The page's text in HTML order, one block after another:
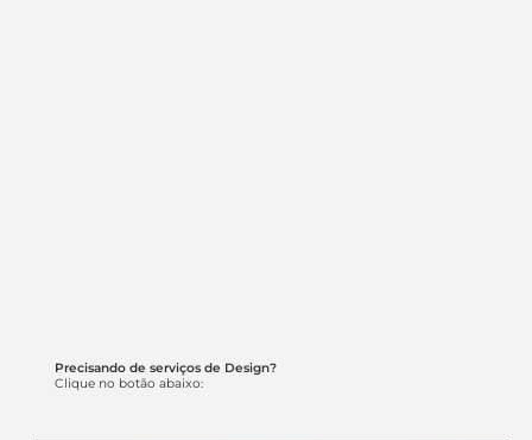
Precisando de serviços de Design?
Clique no botão abaixo: